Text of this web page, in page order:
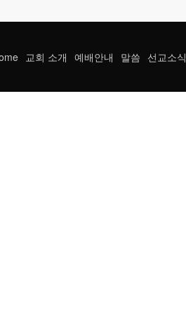
교회 소개 예배안내 말씀 선교소식